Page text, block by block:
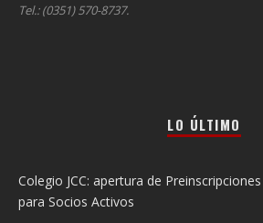
Tel.: (0351) 570-8737.
LO ÚLTIMO
Colegio JCC: apertura de
para Socios Activos